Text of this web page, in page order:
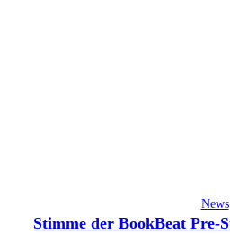
News
Stimme der BookBeat Pre-